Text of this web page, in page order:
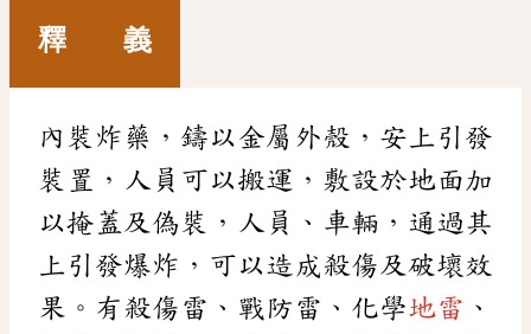
釋 義
內裝炸藥，鑄以金屬外殼，安上引發
裝置，人員可以搬運，敷設於地面加
以掩蓋及偽裝，人員、車輛，通過其
上引發爆炸，可以造成殺傷及破壞效
果。有殺傷雷、戰防雷、化學地雷 、